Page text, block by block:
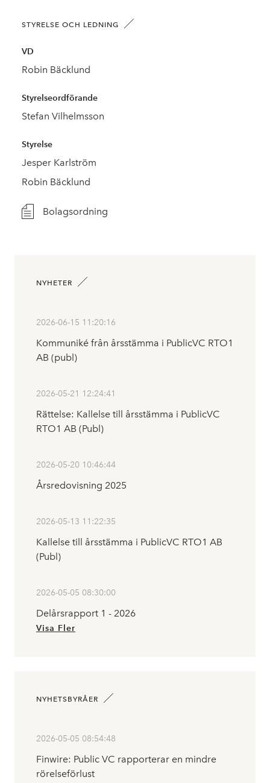
STYRELSE OCH LEDNING
VD
Robin Bäcklund
Styrelseordförande
Stefan Vilhelmsson
Styrelse
Jesper Karlström
Robin Bäcklund
Bolagsordning
NYHETER
2026-06-15 11:20:16
Kommuniké från årsstämma i PublicVC RTO1
AB (publ)
2026-05-21 12:24:41
Rättelse: Kallelse till årsstämma i PublicVC
RTO1 AB (Publ)
2026-05-20 10:46:44
Årsredovisning 2025
2026-05-13 11:22:35
Kallelse till årsstämma i PublicVC RTO1 AB
(Publ)
2026-05-05 08:30:00
Delårsrapport 1 - 2026
Visa Fler
NYHETSBYRÅER
2026-05-05 08:54:48
Finwire: Public VC rapporterar en mindre
rörelseförlust